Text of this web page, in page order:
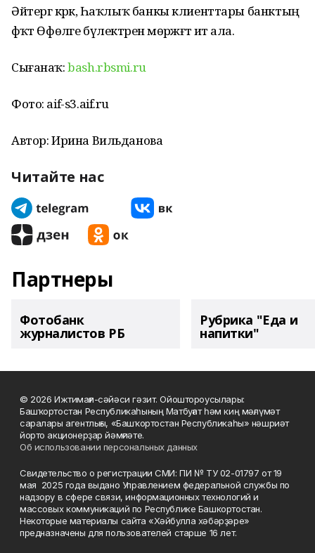
Әйтергә кәрәк, Һаҡлыҡ банкы клиенттары банктың
фәҡәт Өфөләге бүлектәренә мөрәжәғәт итә ала.
Сығанаҡ:bash.rbsmi.ru
Фото: aif-s3.aif.ru
Автор: Ирина Вильданова
Читайте нас
Партнеры
Фотобанк
журналистов РБ
Рубрика "Еда и
напитки"
© 2026 Ижтимағи-сәйәси гәзит. Ойоштороусылары:
Башҡортостан Республикаһының Матбуғат һәм киң мәғлүмәт
саралары агентлығы, «Башҡортостан Республикаһы» нәшриәт
йорто акционерҙар йәмғиәте.
Об использовании персональных данных
Свидетельство о регистрации СМИ: ПИ № ТУ 02-01797 от 19
мая 2025 года выдано Управлением федеральной службы по
надзору в сфере связи, информационных технологий и
массовых коммуникаций по Республике Башкортостан.
Некоторые материалы сайта «Хәйбулла хәбәрҙәре»
предназначены для пользователей старше 16 лет.